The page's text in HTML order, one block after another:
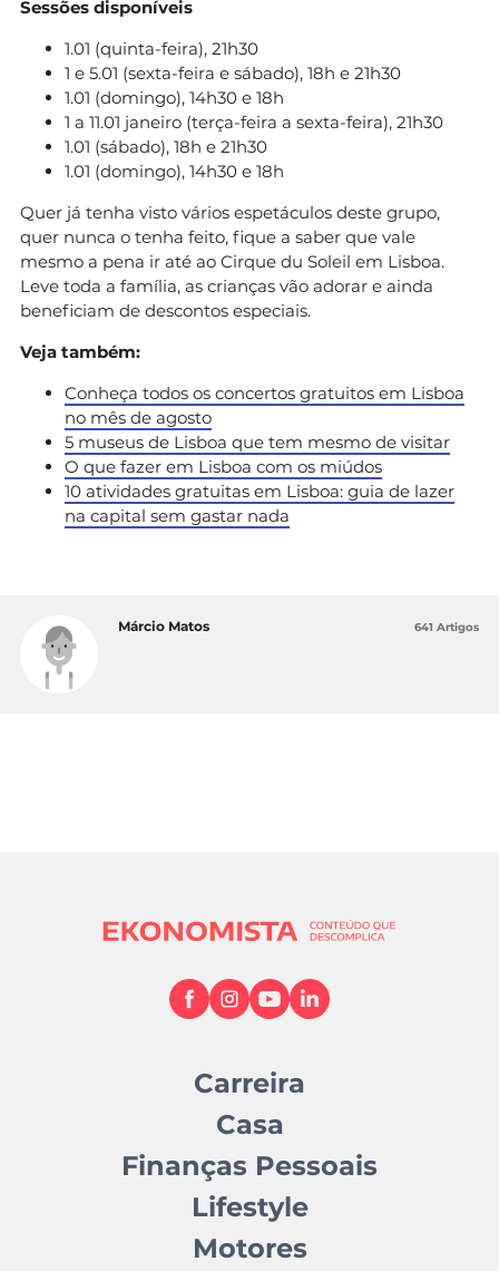
Sessões disponíveis
1.01 (quinta-feira), 21h30
1 e 5.01 (sexta-feira e sábado), 18h e 21h30
1.01 (domingo), 14h30 e 18h
1 a 11.01 janeiro (terça-feira a sexta-feira), 21h30
1.01 (sábado), 18h e 21h30
1.01 (domingo), 14h30 e 18h
Quer já tenha visto vários espetáculos deste grupo,
quer nunca o tenha feito, fique a saber que vale
mesmo a pena ir até ao Cirque du Soleil em Lisboa.
Leve toda a família, as crianças vão adorar e ainda
beneficiam de descontos especiais.
Veja também:
Conheça todos os concertos gratuitos em Lisboa
no mês de agosto
5 museus de Lisboa que tem mesmo de visitar
O que fazer em Lisboa com os miúdos
10 atividades gratuitas em Lisboa: guia de lazer
na capital sem gastar nada
Márcio Matos 641 Artigos
Carreira
Casa
Finanças Pessoais
Lifestyle
Motores